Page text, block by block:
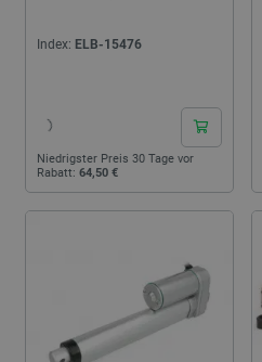
Index: ELB-15476
Niedrigster Preis 30 Tage vor
Rabatt: 64,50 €